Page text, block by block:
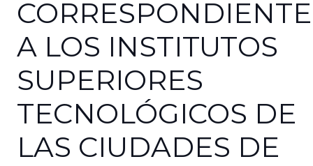
CORRESPONDIENTE
A LOS INSTITUTOS
SUPERIORES
TECNOLÓGICOS DE
LAS CIUDADES DE